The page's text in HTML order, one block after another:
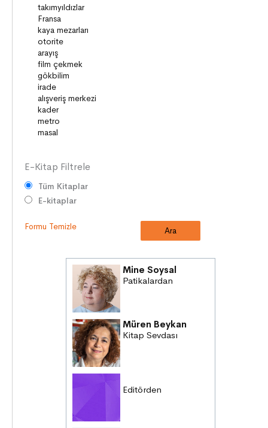
OKUMA KÜLTÜRÜ
GELENEKLER
ERDEMLER
DESTANLAR
SANAT
DEĞERLERİMİZ
ÇOCUK DÜNYASI
TARİH
E-Kitap Filtrele
Tüm Kitaplar
E-kitaplar
Formu Temizle
Mine Soysal
Patikalardan
Müren Beykan
Kitap Sevdası
Editörden